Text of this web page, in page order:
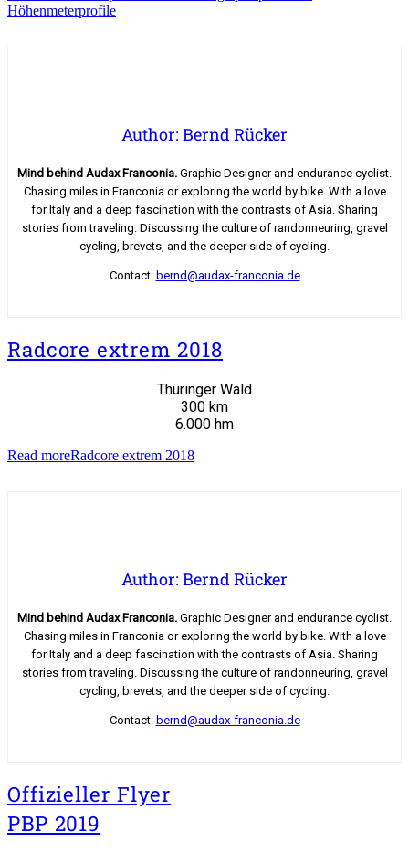
Höhenmeterprofile
Author: Bernd Rücker
Mind behind Audax Franconia. Graphic Designer and endurance cyclist.
Chasing miles in Franconia or exploring the world by bike. With a love
for Italy and a deep fascination with the contrasts of Asia. Sharing
stories from traveling. Discussing the culture of randonneuring, gravel
cycling, brevets, and the deeper side of cycling.
Contact: bernd@audax-franconia.de
Radcore extrem 2018
Thüringer Wald
300 km
6.000 hm
Read moreRadcore extrem 2018
Author: Bernd Rücker
Mind behind Audax Franconia. Graphic Designer and endurance cyclist.
Chasing miles in Franconia or exploring the world by bike. With a love
for Italy and a deep fascination with the contrasts of Asia. Sharing
stories from traveling. Discussing the culture of randonneuring, gravel
cycling, brevets, and the deeper side of cycling.
Contact: bernd@audax-franconia.de
Offizieller Flyer
PBP 2019